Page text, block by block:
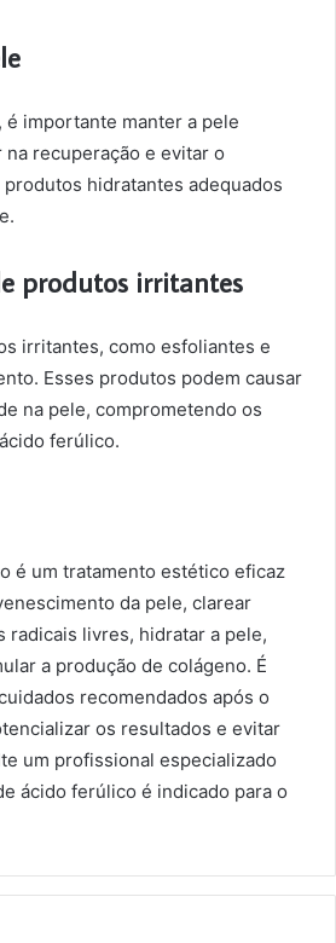
importante manter a pele
na recuperação e evitar o
hidratantes adequados
produtos irritantes
irritantes, como esfoliantes e
Esses produtos podem causar
na pele, comprometendo os
ferúlico.
é um tratamento estético eficaz
da pele, clarear
radicais livres, hidratar a pele,
a produção de colágeno. É
recomendados após o
os resultados e evitar
um profissional especializado
ácido ferúlico é indicado para o